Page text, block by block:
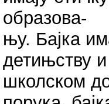
образова-
њу. Бајка
детињству и
школском